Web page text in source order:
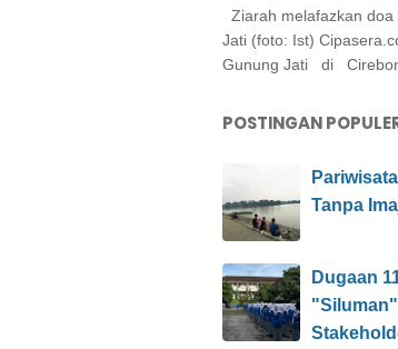
Ziarah melafazkan
Jati (foto: Ist)
Gunung Jati di
POSTINGAN
Tanpa
Dugaan